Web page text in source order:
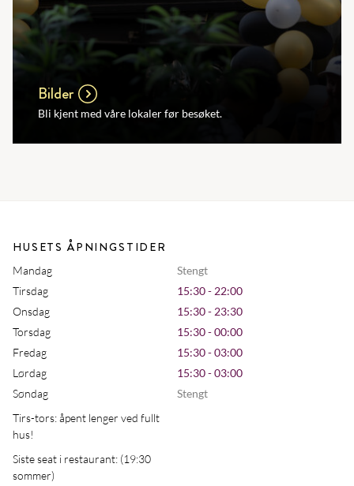
Bilder
Bli kjent med våre lokaler før besøket.
HUSETS ÅPNINGSTIDER
Mandag
Stengt
Tirsdag
15:30 - 22:00
Onsdag
15:30 - 23:30
Torsdag
15:30 - 00:00
Fredag
15:30 - 03:00
Lørdag
15:30 - 03:00
Søndag
Stengt
Tirs-tors: åpent lenger ved fullt
hus!
Siste seat i restaurant: (19:30
sommer)